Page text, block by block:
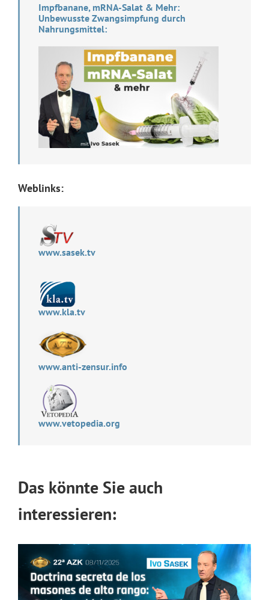
Impfbanane, mRNA-Salat & Mehr:
Unbewusste Zwangsimpfung durch
Nahrungsmittel:
Weblinks:
www.sasek.tv
www.kla.tv
www.anti-zensur.info
www.vetopedia.org
Das könnte Sie auch
interessieren: